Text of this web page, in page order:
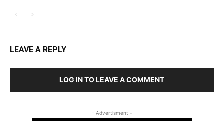
LEAVE A REPLY
LOG IN TO LEAVE A COMMENT
- Advertisment -